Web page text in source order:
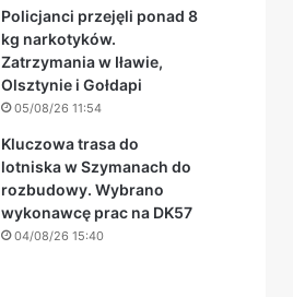
Policjanci przejęli ponad 8
kg narkotyków.
Zatrzymania w Iławie,
Olsztynie i Gołdapi
05/08/26 11:54
Kluczowa trasa do
lotniska w Szymanach do
rozbudowy. Wybrano
wykonawcę prac na DK57
04/08/26 15:40